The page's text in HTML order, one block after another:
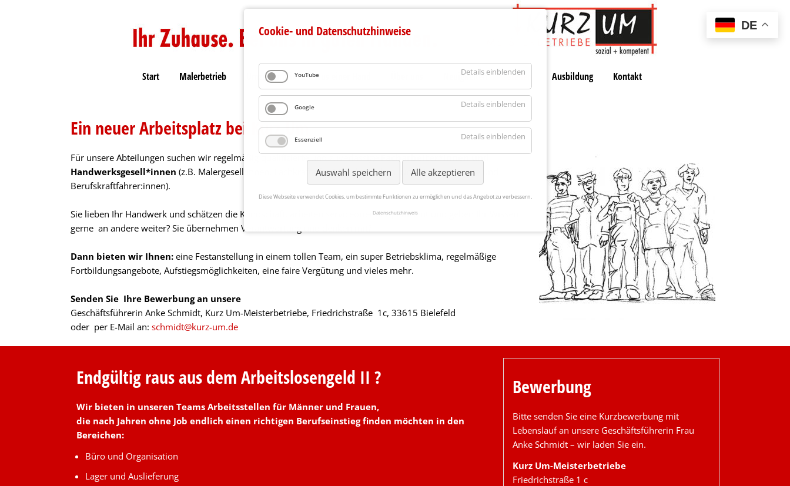
Start Malerbetrieb Umzugsprofis Aus einer Hand Neuigkeiten Stellen Ausbildung Kontakt
Ein neuer Arbeitsplatz bei Kurz Um
Für unsere Abteilungen suchen wir regelmäßig qualifizierte und zuverlässigeFacharbeiter*innen und
Handwerksgesell*innen (z.B. Malergesell:innen, Fachkräfte für Möbel-, Küchen- und Umzugsservice und
Berufskraftfahrer:innen).
Sie lieben Ihr Handwerk und schätzen die Kundschaft, arbeiten serviceorientiert, effizient und geben Ihr Wissen
gerne an andere weiter? Sie übernehmen Verantwortung und denken mit?
Dann bieten wir Ihnen:eine Festanstellung in einem tollen Team, ein super Betriebsklima, regelmäßige
Fortbildungsangebote, Aufstiegsmöglichkeiten, eine faire Vergütung und vieles mehr.
Senden Sie Ihre Bewerbung an unsere
Geschäftsführerin Anke Schmidt, Kurz Um-Meisterbetriebe, Friedrichstraße 1c, 33615 Bielefeld
oder per E-Mail an: schmidt@kurz-um.de
Endgültig raus aus dem Arbeitslosengeld II ?
Wir bieten in unseren Teams Arbeitsstellen für Männer und Frauen,
die nach Jahren ohne Job endlich einen richtigen Berufseinstieg finden möchten in den
Bereichen:
Büro und Organisation
Lager und Auslieferung
Bewerbung
Bitte senden Sie eine Kurzbewerbung mit
Lebenslauf an unsere Geschäftsführerin Frau
Anke Schmidt – wir laden Sie ein.
Kurz Um-Meisterbetriebe
Friedrichstraße 1 c
DE
Cookie- und Datenschutzhinweise
YouTube Details einblenden
Google Details einblenden
Essenziell Details einblenden
Auswahl speichern Alle akzeptieren
Diese Webseite verwendet Cookies, um bestimmte Funktionen zu ermöglichen und das Angebot zu verbessern.
Datenschutzhinweis